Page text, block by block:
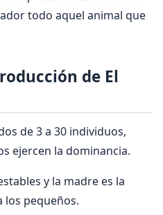
todo aquel animal que
de El
de 3 a 30 individuos,
ejercen la dominancia.
y la madre es la
los pequeños.